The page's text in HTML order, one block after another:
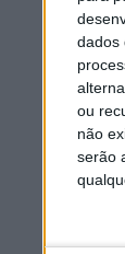
dados
ou
não
serão